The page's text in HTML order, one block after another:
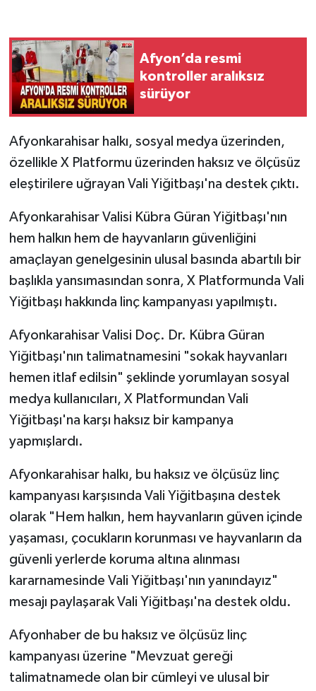
Afyon’da resmi
kontroller aralıksız
sürüyor
Afyonkarahisar halkı, sosyal medya üzerinden,
özellikle X Platformu üzerinden haksız ve ölçüsüz
eleştirilere uğrayan Vali Yiğitbaşı'na destek çıktı.
Afyonkarahisar Valisi Kübra Güran Yiğitbaşı'nın
hem halkın hem de hayvanların güvenliğini
amaçlayan genelgesinin ulusal basında abartılı bir
başlıkla yansımasından sonra, X Platformunda Vali
Yiğitbaşı hakkında linç kampanyası yapılmıştı.
Afyonkarahisar Valisi Doç. Dr. Kübra Güran
Yiğitbaşı'nın talimatnamesini "sokak hayvanları
hemen itlaf edilsin" şeklinde yorumlayan sosyal
medya kullanıcıları, X Platformundan Vali
Yiğitbaşı'na karşı haksız bir kampanya
yapmışlardı.
Afyonkarahisar halkı, bu haksız ve ölçüsüz linç
kampanyası karşısında Vali Yiğitbaşına destek
olarak "Hem halkın, hem hayvanların güven içinde
yaşaması, çocukların korunması ve hayvanların da
güvenli yerlerde koruma altına alınması
kararnamesinde Vali Yiğitbaşı'nın yanındayız"
mesajı paylaşarak Vali Yiğitbaşı'na destek oldu.
Afyonhaber de bu haksız ve ölçüsüz linç
kampanyası üzerine "Mevzuat gereği
talimatnamede olan bir cümleyi ve ulusal bir